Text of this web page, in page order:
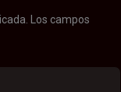
Los campos